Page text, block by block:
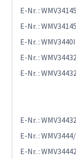
E-Nr. :
E-Nr. :
E-Nr. :
E-Nr. :
E-Nr. :
E-Nr. :
E-Nr. :
E-Nr. :